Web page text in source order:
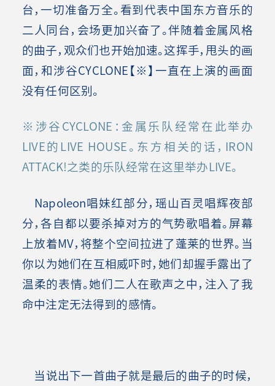
台，一切准备万全。看到代表中国东方音乐的
二人同台，会场更加兴奋了。伴随着金属风格
的曲子，观众们也开始加速。这挥手，甩头的画
面，和涉谷CYCLONE【※】一直在上演的画面
没有任何区别。
※涉谷CYCLONE：金属乐队经常在此举办
LIVE的LIVE HOUSE。东方相关的话，IRON
ATTACK!之类的乐队经常在这里举办LIVE。
Napoleon唱妹红部分，瑶山百灵唱辉夜部
分，各自都以要杀掉对方的气势歌唱着。屏幕
上放着MV，将整个空间拉进了蓬莱的世界。当
你以为她们在互相威吓时，她们却握手露出了
温柔的表情。她们二人在歌声之中，注入了我
命中注定无法得到的感情。
当说出下一首曲子就是最后的曲子的时候，